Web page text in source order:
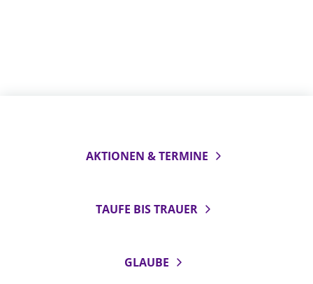
AKTIONEN & TERMINE
TAUFE BIS TRAUER
GLAUBE